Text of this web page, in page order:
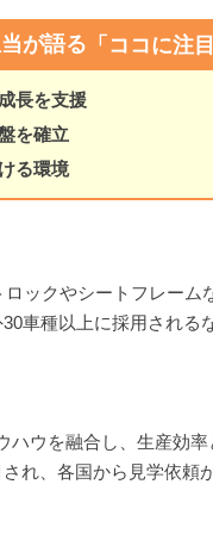
が語る 「ココに注
長を支援
を確立
る環境
ックやシートフレーム
車種以上に採用される
ウを融合し、生産効
れ、各国から見学依頼